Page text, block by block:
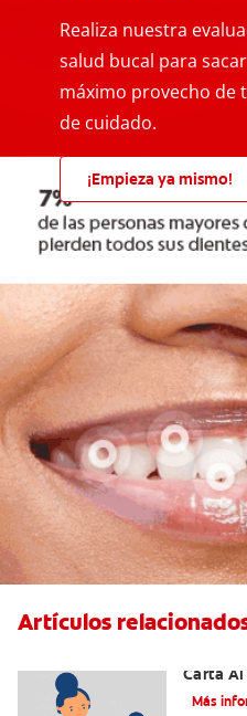
Realiza nuestra
salud bucal para
máximo provecho de
de cuidado.
¡Empieza ya mismo!
Artículos
Carta Al
Más